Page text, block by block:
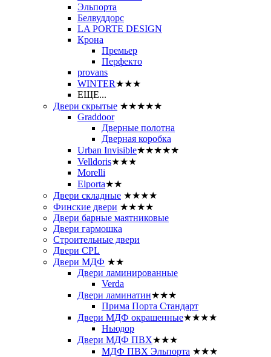
Эльпорта
Белвуддорс
LA PORTE DESIGN
Крона
Премьер
Перфекто
provans
WINTER★★★
ЕЩЕ...
Двери скрытые ★★★★★
Graddoor
Дверные полотна
Дверная коробка
Urban Invisible★★★★★
Velldoris★★★
Morelli
Elporta★★
Двери складные ★★★★
Финские двери ★★★★
Двери барные маятниковые
Двери гармошка
Строительные двери
Двери CРL
Двери МДФ ★★
Двери ламинированные
Verda
Двери ламинатин★★★
Прима Порта Стандарт
Двери МДФ окрашенные★★★★
Ньюдор
Двери МДФ ПВХ★★★
МДФ ПВХ Эльпорта ★★★